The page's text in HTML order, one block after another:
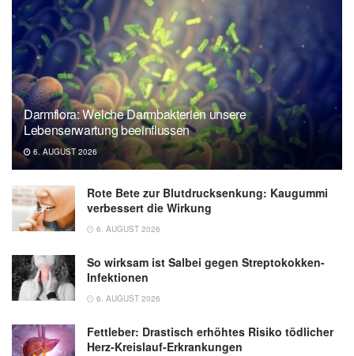
(Veröffentlicht 05.05.2020),
Darmflora: Welche Darmbakterien unsere
Lebenserwartung beeinflussen
6. AUGUST 2026
Rote Bete zur Blutdrucksenkung: Kaugummi
verbessert die Wirkung
6. AUGUST 2026
So wirksam ist Salbei gegen Streptokokken-
Infektionen
6. AUGUST 2026
Fettleber: Drastisch erhöhtes Risiko tödlicher
Herz-Kreislauf-Erkrankungen